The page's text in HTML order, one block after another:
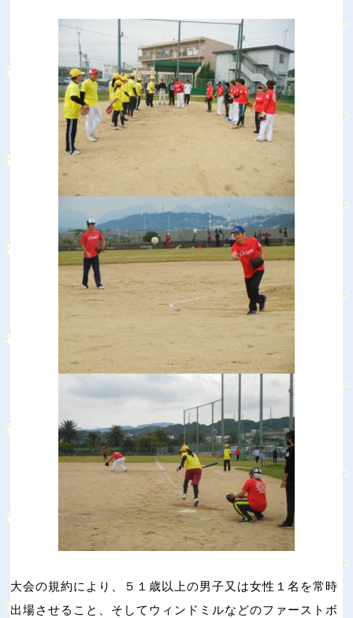
大会の規約により、５１歳以上の男子又は女性１名を常時
出場させること、そしてウィンドミルなどのファーストボ